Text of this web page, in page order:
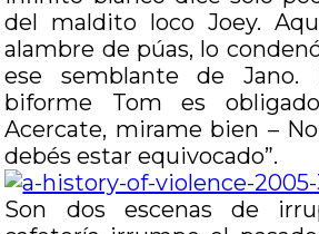
del maldito loco Joey.
alambre de púas, lo
ese semblante de Jano.
biforme Tom es
Acercate, mirame bien –
debés estar equivocado”.
Son dos escenas de